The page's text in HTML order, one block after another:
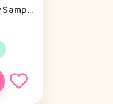
By Astrup Krammepony Sampak - Pixie - Bundle 2